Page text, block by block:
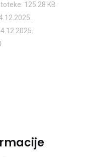
125.28 KB